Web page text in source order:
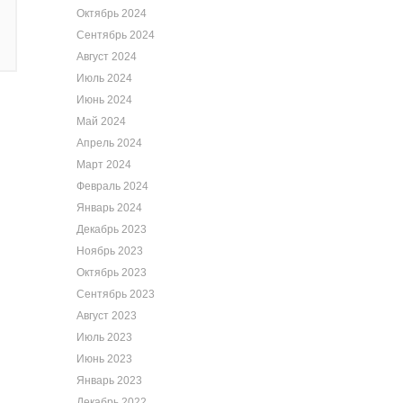
Октябрь 2024
Сентябрь 2024
Август 2024
Июль 2024
Июнь 2024
Май 2024
Апрель 2024
Март 2024
Февраль 2024
Январь 2024
Декабрь 2023
Ноябрь 2023
Октябрь 2023
Сентябрь 2023
Август 2023
Июль 2023
Июнь 2023
Январь 2023